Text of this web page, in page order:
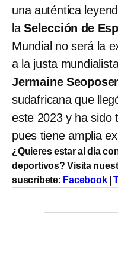
una auténtica
la Selección de
Mundial no será la
a la justa
Jermaine
sudafricana que
este 2023 y ha sido
pues tiene amplia
¿Quieres estar al día
deportivos? Visita
suscríbete: Facebook|